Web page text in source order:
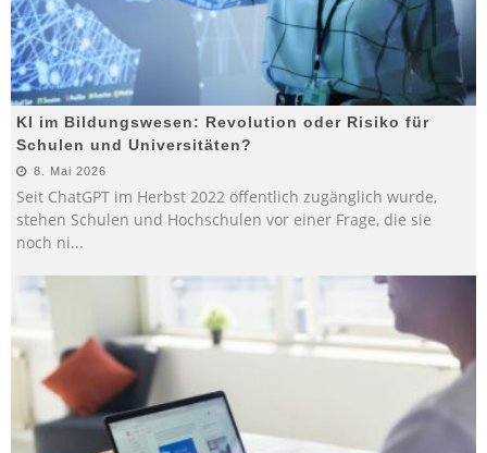
KI im Bildungswesen: Revolution oder Risiko für
Schulen und Universitäten?
8. Mai 2026
Seit ChatGPT im Herbst 2022 öffentlich zugänglich wurde,
stehen Schulen und Hochschulen vor einer Frage, die sie
noch ni...